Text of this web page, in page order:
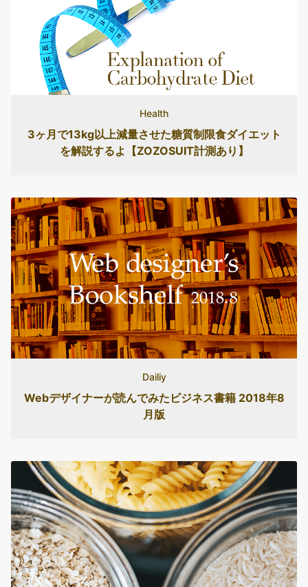
Health
3ヶ月で13kg以上減量させた糖質制限食ダイエット
を解説するよ【ZOZOSUIT計測あり】
Dailiy
Webデザイナーが読んでみたビジネス書籍 2018年8
月版